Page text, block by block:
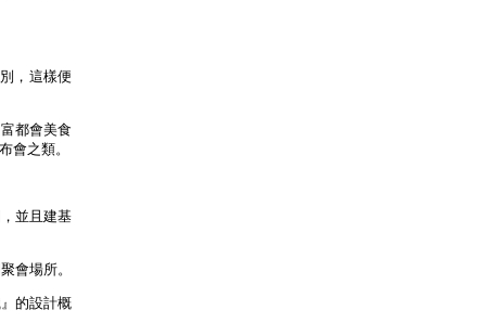
，這樣便
都會美食
會之類。
並且建基
會場所。
的設計概